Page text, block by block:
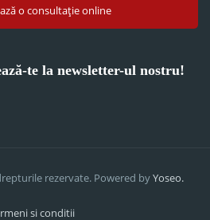
o consultație online
te la newsletter-ul nostru!
rezervate. Powered byYoseo.
si conditii